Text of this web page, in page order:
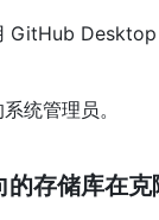
GitHub
统管理员。
存储库在克